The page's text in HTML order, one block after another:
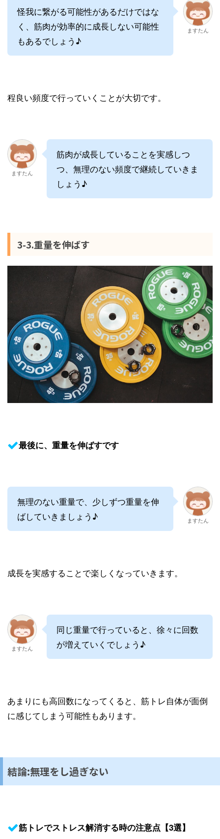
怪我に繋がる可能性があるだけではな
く、筋肉が効率的に成長しない可能性
もあるでしょう♪
ますたん
程良い頻度で行っていくことが大切です。
ますたん
筋肉が成長していることを実感しつ
つ、無理のない頻度で継続していきま
しょう♪
3-3.重量を伸ばす
最後に、重量を伸ばすです
無理のない重量で、少しずつ重量を伸
ばしていきましょう♪
ますたん
成長を実感することで楽しくなっていきます。
ますたん
同じ重量で行っていると、徐々に回数
が増えていくでしょう♪
あまりにも高回数になってくると、筋トレ自体が面倒
に感じてしまう可能性もあります。
結論:無理をし過ぎない
筋トレでストレス解消する時の注意点【3選】